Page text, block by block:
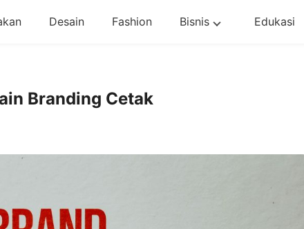
Desain Fashion Bisnis Edukasi
Branding Cetak